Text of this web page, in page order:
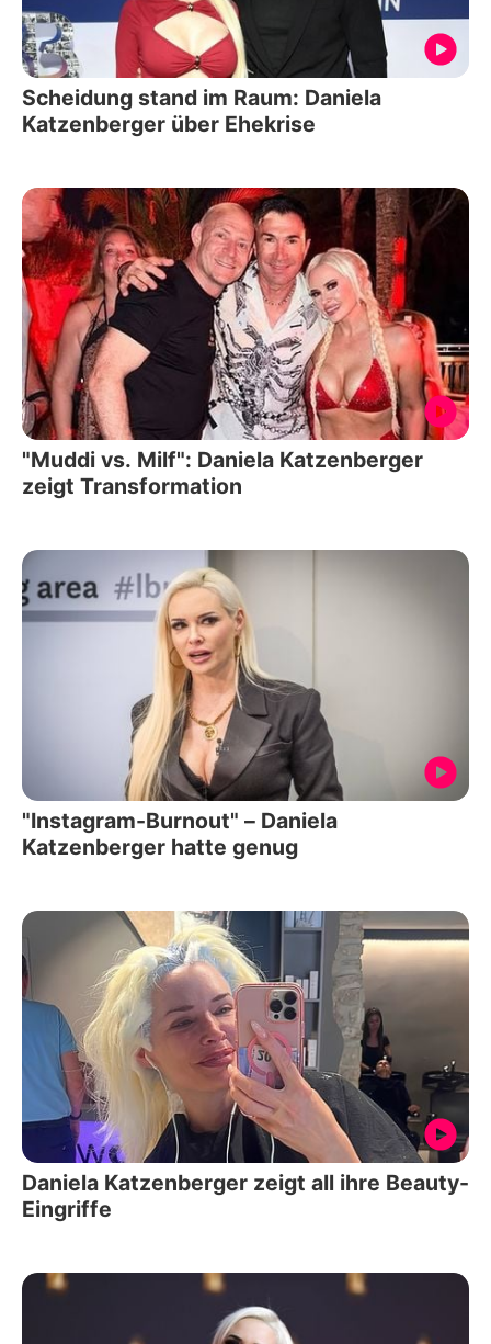
Scheidung stand im Raum: Daniela
Katzenberger über Ehekrise
"Muddi vs. Milf": Daniela Katzenberger
zeigt Transformation
"Instagram-Burnout" – Daniela
Katzenberger hatte genug
Daniela Katzenberger zeigt all ihre Beauty-
Eingriffe